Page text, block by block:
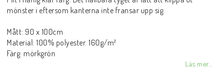
mönster i eftersom kanterna inte fransar upp sig.
Mått: 90 x 100cm
Material: 100% polyester. 160g/m²
Färg: mörkgrön
Läs mer...